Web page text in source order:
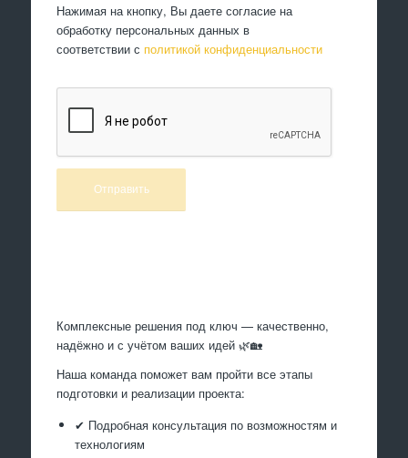
Нажимая на кнопку, Вы даете согласие на
обработку персональных данных в
соответствии с политикой конфиденциальности
Комплексные решения под ключ — качественно,
надёжно и с учётом ваших идей 🌿🏡
Наша команда поможет вам пройти все этапы
подготовки и реализации проекта:
✔ Подробная консультация по возможностям и
технологиям